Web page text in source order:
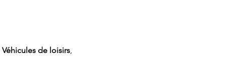
Véhicules de loisirs,